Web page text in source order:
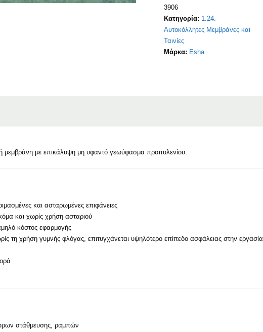
3906
Κατηγορία: 1.24.
Αυτοκόλλητες Μεμβράνες και
Ταινίες
Μάρκα: Esha
μεμβράνη με επικάλυψη μη υφαντό γεωύφασμα προπυλενίου.
και ασταρωμένες επιφάνειες
και χωρίς χρήση ασταριού
κόστος εφαρμογής
τη χρήση γυμνής φλόγας, επιτυγχάνεται υψηλότερο επίπεδο ασφάλειας στην εργασία
στάθμευσης, ραμπών